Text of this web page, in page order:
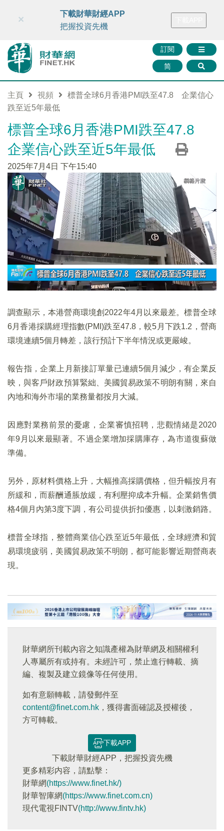
財華智庫網 FINTV FINMETA 財華證券 媒體矩陣
訂閱
简
×
下載財華財經APP
把握投資先機
主頁 視頻
標普全球6月香港PMI跌至47.8 企業信心
跌至近5年最低
標普全球6月香港PMI跌至47.8
企業信心跌至近5年最低
2025年7月4日 下午15:40
調查顯示，本港營商環境創2022年4月以來最差。標普全球
6月香港採購經理指數(PMI)跌至47.8，較5月下跌1.2，營商
環境連續5個月轉差，該行預計下半年情況或更嚴峻。
報告指，企業上月新接訂單量已連續5個月減少，有企業反
映，與客戶財政預算緊絀、美國貿易政策不明朗有關，來自
內地和海外市場的業務量都按月大減。
因應對業務前景的憂慮，企業審慎招聘，悲觀情緒是2020
年9月以來最顯著。不過企業增加採購庫存，為市道復蘇做
準備。
另外，原材料價格上升，大幅推高採購價格，但升幅按月有
所緩和，而薪酬通脹放緩，有利壓抑成本升幅。企業銷售價
格4個月內第3度下調，有公司提供折扣優惠，以刺激銷路。
標普全球指，整體商業信心跌至近5年最低，全球經濟和貿
易環境疲弱，美國貿易政策不明朗，都可能影響近期營商表
現。
財華網所刊載內容之知識產權為財華網及相關權利
人專屬所有或持有。未經許可，禁止進行轉載、摘
編、複製及建立鏡像等任何使用。
如有意願轉載，請發郵件至
content@finet.com.hk ，獲得書面確認及授權後，
方可轉載。
下載APP
下載財華財經APP，把握投資先機
更多精彩内容，請點擊：
財華網(https://www.finet.hk/)
財華智庫網(https://www.finet.com.cn)
現代電視FINTV(http://www.fintv.hk)